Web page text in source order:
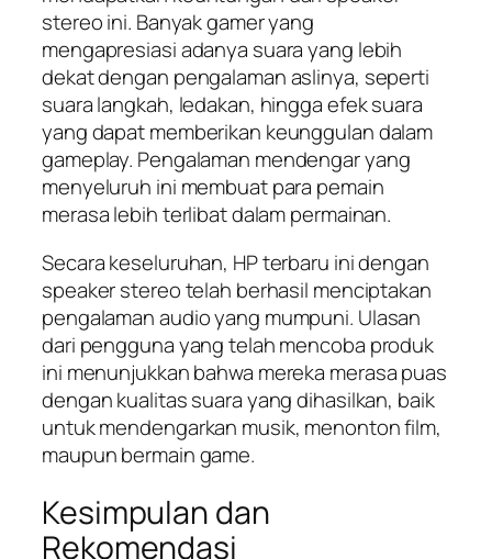
stereo ini. Banyak gamer yang
mengapresiasi adanya suara yang lebih
dekat dengan pengalaman aslinya, seperti
suara langkah, ledakan, hingga efek suara
yang dapat memberikan keunggulan dalam
gameplay. Pengalaman mendengar yang
menyeluruh ini membuat para pemain
merasa lebih terlibat dalam permainan.
Secara keseluruhan, HP terbaru ini dengan
speaker stereo telah berhasil menciptakan
pengalaman audio yang mumpuni. Ulasan
dari pengguna yang telah mencoba produk
ini menunjukkan bahwa mereka merasa puas
dengan kualitas suara yang dihasilkan, baik
untuk mendengarkan musik, menonton film,
maupun bermain game.
Kesimpulan dan
Rekomendasi